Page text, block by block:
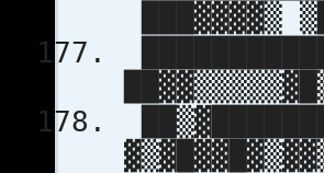
███▓▓▓▓▒